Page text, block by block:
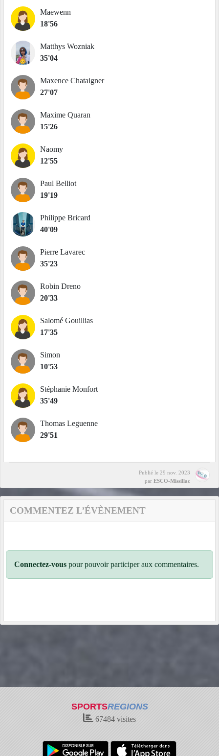
Maewenn
18'56
Matthys Wozniak
35'04
Maxence Chataigner
27'07
Maxime Quaran
15'26
Naomy
12'55
Paul Belliot
19'19
Philippe Bricard
40'09
Pierre Lavarec
35'23
Robin Dreno
20'33
Salomé Gouillias
17'35
Simon
10'53
Stéphanie Monfort
35'49
Thomas Leguenne
29'51
Publié le 29 nov. 2023
par ESCO-Missillac
COMMENTEZ L’ÉVÈNEMENT
Connectez-vous pour pouvoir participer aux commentaires.
SPORTSREGIONS
67484 visites